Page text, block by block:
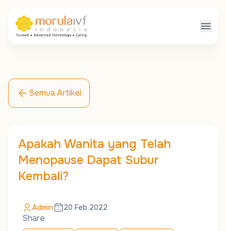
Semua Artikel
Apakah Wanita yang Telah
Menopause Dapat Subur
Kembali?
Admin 20 Feb 2022
Share